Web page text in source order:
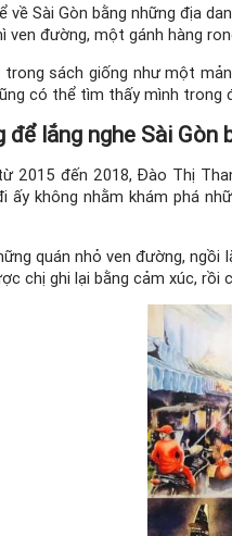
về Sài Gòn bằng những địa
ven đường, một gánh hàng
trong sách giống như một
có thể tìm thấy mình trong
để lắng nghe Sài Gòn
2015 đến 2018, Đào Thị
ấy không nhằm khám phá
quán nhỏ ven đường,
chị ghi lại bằng cảm xúc, rồi